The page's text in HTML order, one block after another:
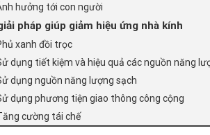
hưởng tới con người
pháp giúp giảm hiệu ứng nhà kính
xanh đồi trọc
dụng tiết kiệm và hiệu quả các nguồn năng
dụng nguồn năng lượng sạch
dụng phương tiện giao thông công cộng
cường tái chế